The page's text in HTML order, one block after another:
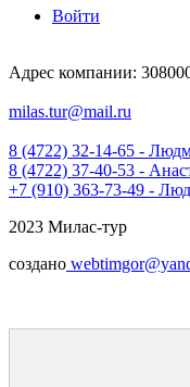
Войти
Адрес компании:
milas.tur@mail.ru
8 (4722) 32-14-65 -
8 (4722) 37-40-53 -
+7 (910) 363-73-49 -
2023 Милас-тур
создано